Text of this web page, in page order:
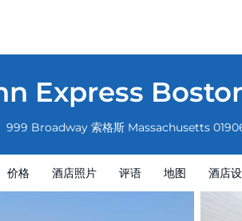
Express
999 Broadway 索格斯 Massachusetts
价格 酒店照片 评语 地图 酒店